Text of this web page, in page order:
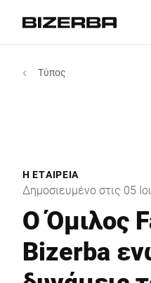
Εμπειρία
Υπηρεσίες
MyBizerba
Ασία
Αυστραλία
Αφρική
Τύπος
Η ΕΤΑΙΡΕΊΑ
Δημοσιευμένο στις 05
Ο Όμιλος
Bizerba